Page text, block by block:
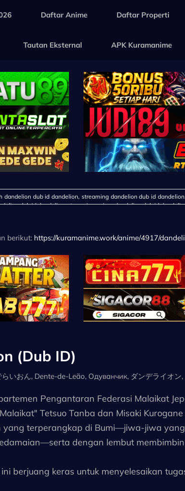
Daftar Anime Daftar Properti
Tautan Eksternal APK Kuramanime
dub id dandelion, streaming dandelion dub id
dub id dandelion, streaming anime dandelion dub id
berikut: https://kuramanime.work/anime/4917/
(Dub ID)
いおん, Dente-de-Leão, Одуванчик, ダンデライオン
Pengantaran Federasi Malaikat
Tetsuo Tanba dan Misaki
terperangkap di Bumi—jiwa-jiwa
dengan lembut
berjuang keras untuk menyelesaikan